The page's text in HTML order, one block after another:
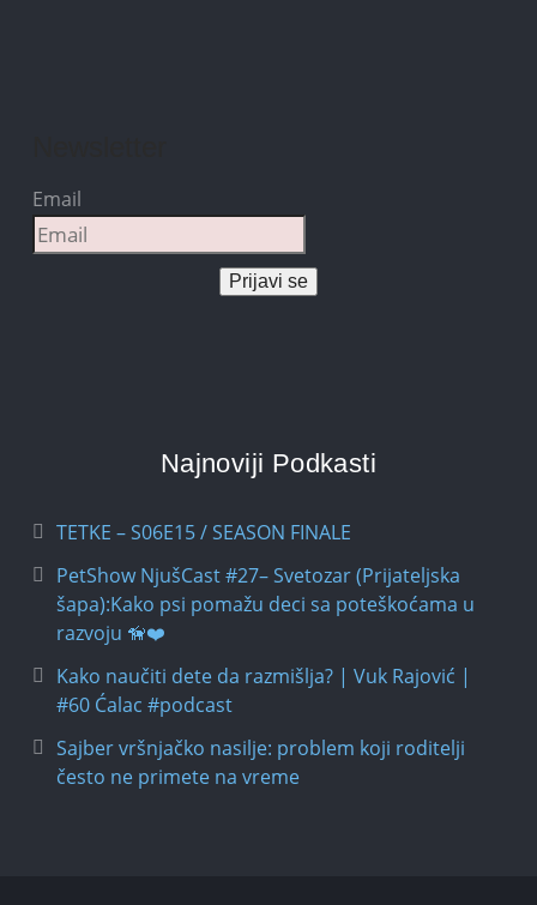
Email
Prijavi se
Najnoviji Podkasti
TETKE – S06E15 / SEASON FINALE
PetShow NjušCast #27– Svetozar (Prijateljska
šapa):Kako psi pomažu deci sa poteškoćama u
razvoju 🦮❤️
Kako naučiti dete da razmišlja? | Vuk Rajović |
#60 Ćalac #podcast
Sajber vršnjačko nasilje: problem koji roditelji
često ne primete na vreme